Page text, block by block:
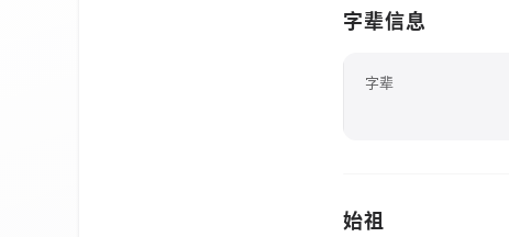
字辈信息
字辈
始祖